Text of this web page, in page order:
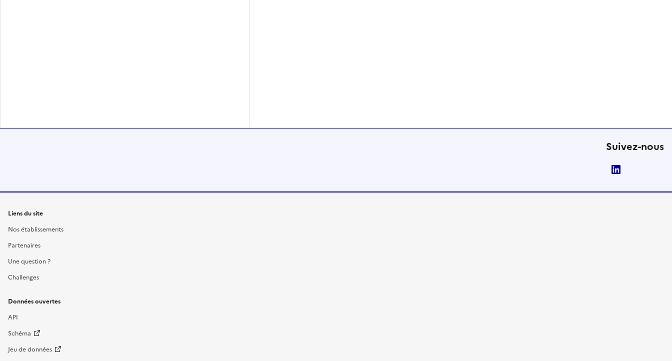
Suivez-nous
Liens du site
Nos établissements
Partenaires
Une question ?
Challenges
Données ouvertes
API
Schéma
Jeu de données